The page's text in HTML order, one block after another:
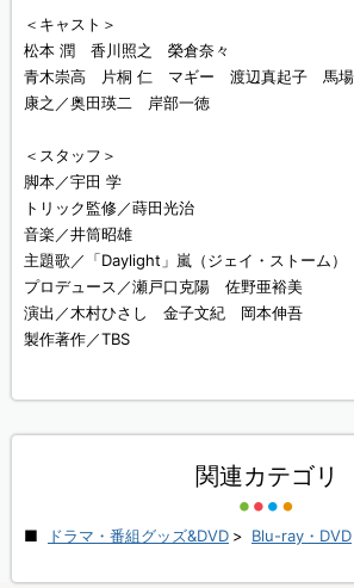
＜キャスト＞
松本 潤 香川照之 榮倉奈々
青木崇高 片桐 仁 マギー 渡辺真起子 馬
康之／奥田瑛二 岸部一徳
＜スタッフ＞
脚本／宇田 学
トリック監修／蒔田光治
音楽／井筒昭雄
主題歌／「Daylight」嵐（ジェイ・ストーム）
プロデュース／瀬戸口克陽 佐野亜裕美
演出／木村ひさし 金子文紀 岡本伸吾
製作著作／TBS
関連カテゴリ
ドラマ・番組グッズ&DVD > Blu-ray・DVD